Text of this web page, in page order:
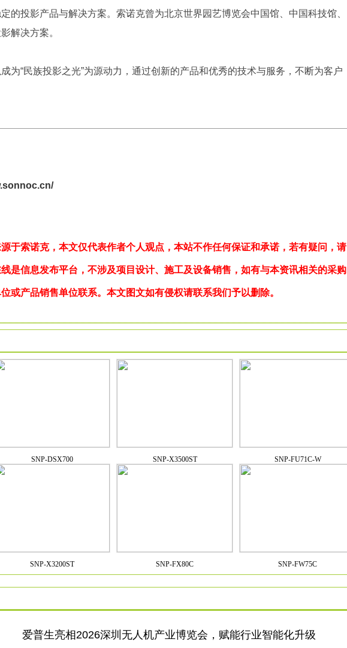
的投影产品与解决方案。索诺克曾为北京世界园艺博览会中国馆、中国科技馆、
解决方案。
为“民族投影之光”为源动力，通过创新的产品和优秀的技术与服务，不断为客户
于索诺克，本文仅代表作者个人观点，本站不作任何保证和承诺，若有疑问，请
是信息发布平台，不涉及项目设计、施工及设备销售，如有与本资讯相关的采购
或产品销售单位联系。本文图文如有侵权请联系我们予以删除。
SNP-DSX700 SNP-X3500ST SNP-FU71C-W
SNP-X3200ST SNP-FX80C SNP-FW75C
爱普生亮相2026深圳无人机产业博览会，赋能行业智能化升级